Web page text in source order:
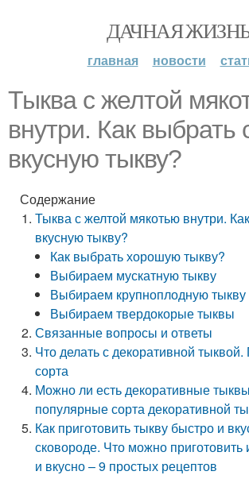
ДАЧНАЯ
главная новости
Тыква с желтой
внутри. Как выбрать
вкусную тыкву?
Содержание
Тыква с желтой мякотью внутри.
вкусную тыкву?
Как выбрать хорошую тыкву?
Выбираем мускатную тыкву
Выбираем крупноплодную тыкву
Выбираем твердокорые тыквы
Связанные вопросы и ответы
Что делать с декоративной
сорта
Можно ли есть декоративные
популярные сорта декоративной
Как приготовить тыкву быстро и
сковороде. Что можно
и вкусно – 9 простых рецептов